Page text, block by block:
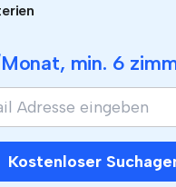
min. 6
Kostenloser